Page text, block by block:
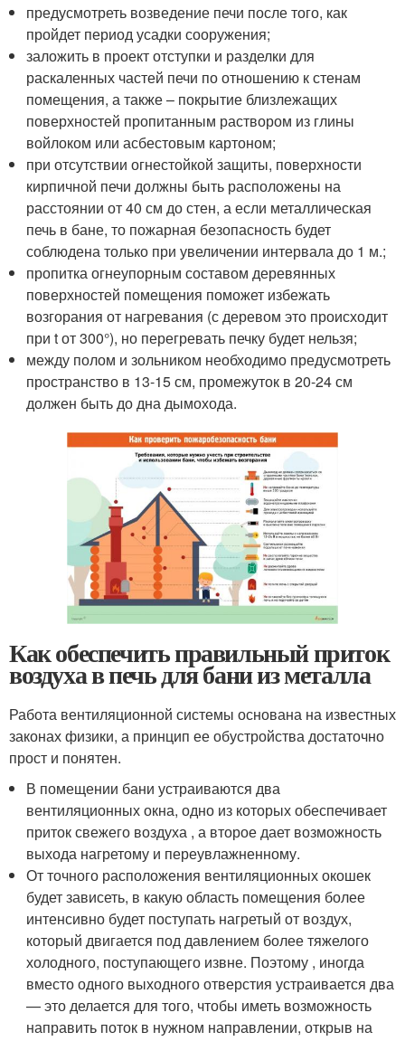
предусмотреть возведение печи после того, как
пройдет период усадки сооружения;
заложить в проект отступки и разделки для
раскаленных частей печи по отношению к стенам
помещения, а также – покрытие близлежащих
поверхностей пропитанным раствором из глины
войлоком или асбестовым картоном;
при отсутствии огнестойкой защиты, поверхности
кирпичной печи должны быть расположены на
расстоянии от 40 см до стен, а если металлическая
печь в бане, то пожарная безопасность будет
соблюдена только при увеличении интервала до 1 м.;
пропитка огнеупорным составом деревянных
поверхностей помещения поможет избежать
возгорания от нагревания (с деревом это происходит
при t от 300°), но перегревать печку будет нельзя;
между полом и зольником необходимо предусмотреть
пространство в 13-15 см, промежуток в 20-24 см
должен быть до дна дымохода.
Как обеспечить правильный приток
воздуха в печь для бани из металла
Работа вентиляционной системы основана на известных
законах физики, а принцип ее обустройства достаточно
прост и понятен.
В помещении бани устраиваются два
вентиляционных окна, одно из которых обеспечивает
приток свежего воздуха , а второе дает возможность
выхода нагретому и переувлажненному.
От точного расположения вентиляционных окошек
будет зависеть, в какую область помещения более
интенсивно будет поступать нагретый от воздух,
который двигается под давлением более тяжелого
холодного, поступающего извне. Поэтому , иногда
вместо одного выходного отверстия устраивается два
— это делается для того, чтобы иметь возможность
направить поток в нужном направлении, открыв на